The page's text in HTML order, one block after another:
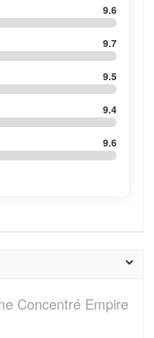
9.6
9.7
9.5
9.4
9.6
Concentré Empire